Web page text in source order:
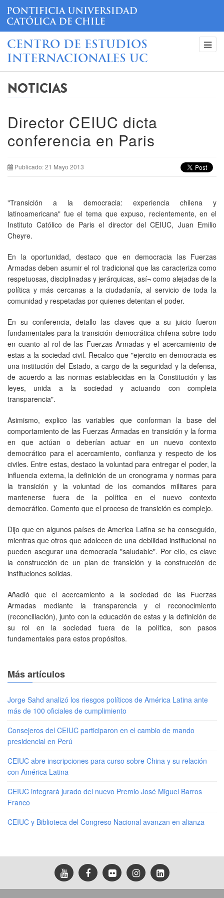
CENTRO DE ESTUDIOS
INTERNACIONALES UC
NOTICIAS
Director CEIUC dicta
conferencia en Paris
Publicado: 21 Mayo 2013
"Transición a la democracia: experiencia chilena y
latinoamericana" fue el tema que expuso, recientemente, en el
Instituto Católico de Paris el director del CEIUC, Juan Emilio
Cheyre.
En la oportunidad, destaco que en democracia las Fuerzas
Armadas deben asumir el rol tradicional que las caracteriza como
respetuosas, disciplinadas y jerárquicas, así¬ como alejadas de la
política y más cercanas a la ciudadanía, al servicio de toda la
comunidad y respetadas por quienes detentan el poder.
En su conferencia, detallo las claves que a su juicio fueron
fundamentales para la transición democrática chilena sobre todo
en cuanto al rol de las Fuerzas Armadas y el acercamiento de
estas a la sociedad civil. Recalco que "ejercito en democracia es
una institución del Estado, a cargo de la seguridad y la defensa,
de acuerdo a las normas establecidas en la Constitución y las
leyes, unida a la sociedad y actuando con completa
transparencia".
Asimismo, explico las variables que conforman la base del
comportamiento de las Fuerzas Armadas en transición y la forma
en que actúan o deberían actuar en un nuevo contexto
democrático para el acercamiento, confianza y respecto de los
civiles. Entre estas, destaco la voluntad para entregar el poder, la
influencia externa, la definición de un cronograma y normas para
la transición y la voluntad de los comandos militares para
mantenerse fuera de la política en el nuevo contexto
democrático. Comento que el proceso de transición es complejo.
Dijo que en algunos países de America Latina se ha conseguido,
mientras que otros que adolecen de una debilidad institucional no
pueden asegurar una democracia "saludable". Por ello, es clave
la construcción de un plan de transición y la construcción de
instituciones solidas.
Añadió que el acercamiento a la sociedad de las Fuerzas
Armadas mediante la transparencia y el reconocimiento
(reconciliación), junto con la educación de estas y la definición de
su rol en la sociedad fuera de la política, son pasos
fundamentales para estos propósitos.
Más artículos
Jorge Sahd analizó los riesgos políticos de América Latina ante
más de 100 oficiales de cumplimiento
Consejeros del CEIUC participaron en el cambio de mando
presidencial en Perú
CEIUC abre inscripciones para curso sobre China y su relación
con América Latina
CEIUC integrará jurado del nuevo Premio José Miguel Barros
Franco
CEIUC y Biblioteca del Congreso Nacional avanzan en alianza